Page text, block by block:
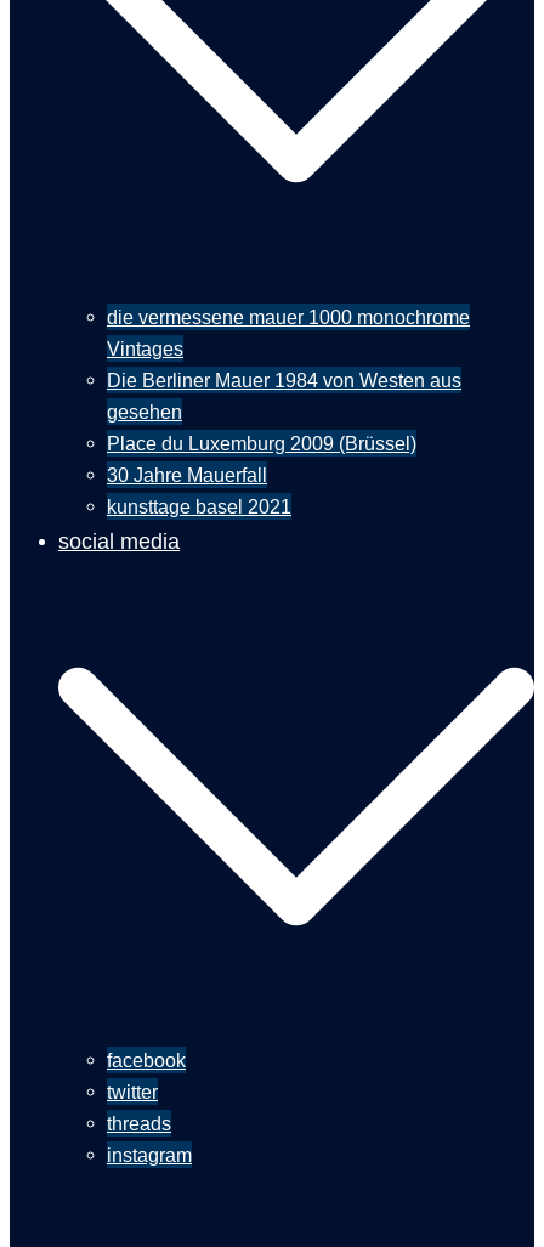
die vermessene mauer 1000 monochrome
Vintages
Die Berliner Mauer 1984 von Westen aus
gesehen
Place du Luxemburg 2009 (Brüssel)
30 Jahre Mauerfall
kunsttage basel 2021
social media
facebook
twitter
threads
instagram